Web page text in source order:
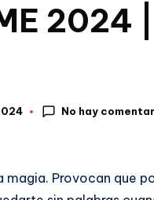
2024 |
No hay
Provocan que